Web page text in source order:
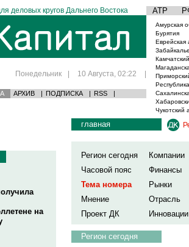
деловых кругов Дальнего Востока АТР
Понедельник | 10 Августа, 02:22 |
АРХИВ | ПОДПИСКА | RSS |
Амурская
Бурятия
Еврейская
Чукотский
на
главная
Регион сегодня
Компании
Часовой пояс
Финансы
Тема номера
Рынки
Мнение
Отрасль
Проект ДК
Инновации
Регион сегодня